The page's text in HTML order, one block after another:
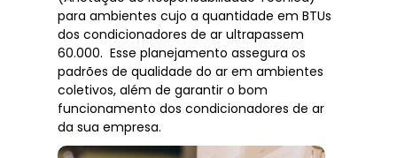
para ambientes cujo a quantidade em BTUs
dos condicionadores de ar ultrapassem
60.000. Esse planejamento assegura os
padrões de qualidade do ar em ambientes
coletivos, além de garantir o bom
funcionamento dos condicionadores de ar
da sua empresa.